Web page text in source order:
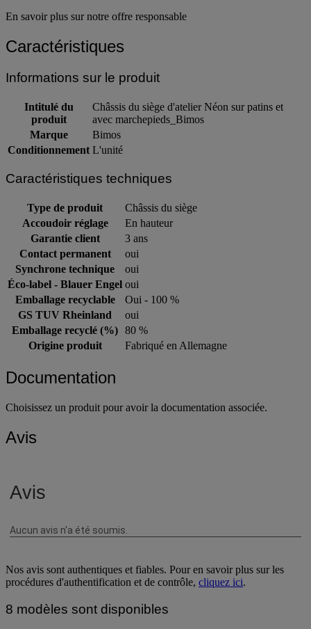
En savoir plus sur notre offre responsable
Caractéristiques
Informations sur le produit
Intitulé du
produit
Châssis du siège d'atelier Néon sur patins et
avec marchepieds_Bimos
Marque
Bimos
Conditionnement L'unité
Caractéristiques techniques
Type de produit
Châssis du siège
Accoudoir réglage
En hauteur
Garantie client
3 ans
Contact permanent
oui
Synchrone technique
oui
Éco-label - Blauer Engel oui
Emballage recyclable
Oui - 100 %
GS TUV Rheinland
oui
Emballage recyclé (%) 80 %
Origine produit
Fabriqué en Allemagne
Documentation
Choisissez un produit pour avoir la documentation associée.
Avis
Nos avis sont authentiques et fiables. Pour en savoir plus sur les
procédures d'authentification et de contrôle, cliquez ici.
8 modèles sont disponibles